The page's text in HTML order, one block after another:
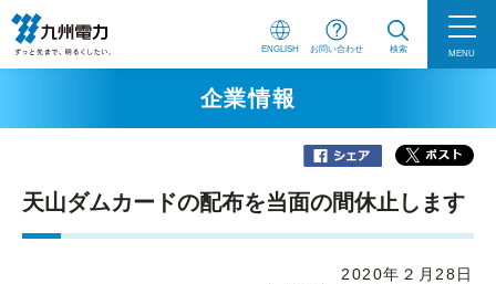
ENGLISH お問い合わせ 検索 MENU
企業情報
天山ダムカードの配布を当面の間休止します
2020年２月28日